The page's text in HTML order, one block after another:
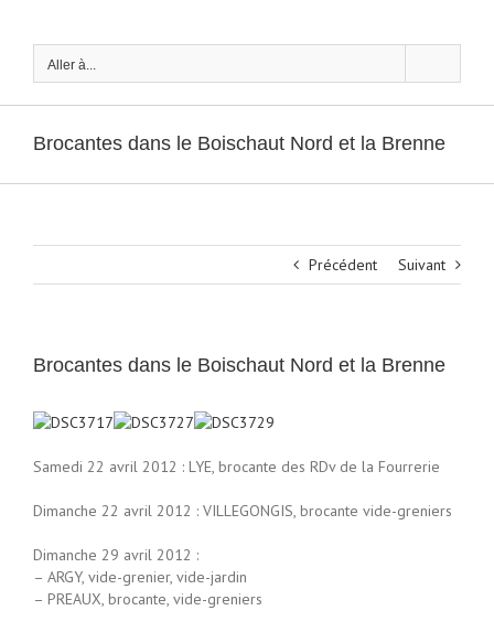
Aller à...
Brocantes dans le Boischaut Nord et la Brenne
Précédent Suivant
Brocantes dans le Boischaut Nord et la Brenne
Samedi 22 avril 2012 : LYE, brocante des RDv de la Fourrerie
Dimanche 22 avril 2012 : VILLEGONGIS, brocante vide-greniers
Dimanche 29 avril 2012 :
– ARGY, vide-grenier, vide-jardin
– PREAUX, brocante, vide-greniers